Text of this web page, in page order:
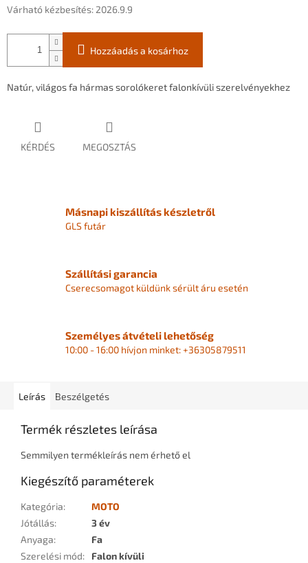
Várható kézbesítés: 2026.9.9
Hozzáadás a kosárhoz
Natúr, világos fa hármas sorolókeret falonkívüli szerelvényekhez
KÉRDÉS MEGOSZTÁS
Másnapi kiszállítás készletről
GLS futár
Szállítási garancia
Cserecsomagot küldünk sérült áru esetén
Személyes átvételi lehetőség
10:00 - 16:00 hívjon minket: +36305879511
Leírás Beszélgetés
Termék részletes leírása
Semmilyen termékleírás nem érhető el
Kiegészítő paraméterek
Kategória:
MOTO
Jótállás:
3 év
Anyaga:
Fa
Szerelési mód:
Falon kívüli